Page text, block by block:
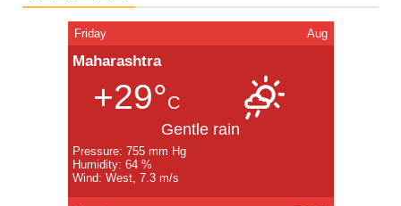
Friday Aug
Maharashtra
+29°C
Gentle rain
Pressure: 755 mm Hg
Humidity: 64 %
Wind: West, 7.3 m/s